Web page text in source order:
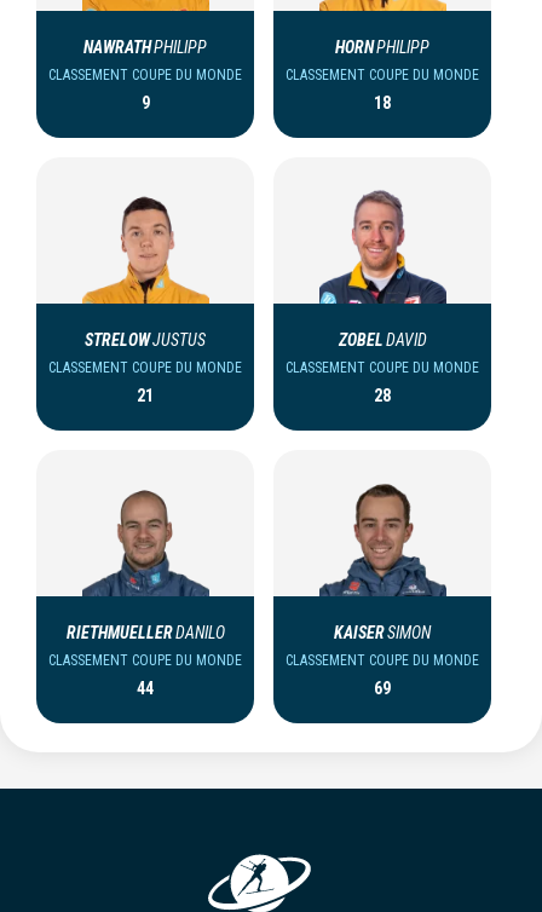
NAWRATHPHILIPP
CLASSEMENT COUPE DU MONDE
9
HORNPHILIPP
CLASSEMENT COUPE DU MONDE
18
STRELOWJUSTUS
CLASSEMENT COUPE DU MONDE
21
ZOBELDAVID
CLASSEMENT COUPE DU MONDE
28
RIETHMUELLERDANILO
CLASSEMENT COUPE DU MONDE
44
KAISERSIMON
CLASSEMENT COUPE DU MONDE
69